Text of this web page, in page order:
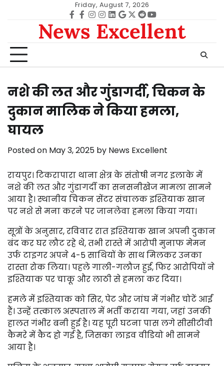
Friday, August 7, 2026
Facebook
facebook
Instagram
instagram
Linkedin
google
Twitter
redditYoutube
News Excellent
नशे की लत और गुंडागर्दी, चिकन के
दुकान मालिक ने किया हमला,
घायल
Posted on May 3, 2025 by News Excellent
रायपुर। टिकरापारा थाना क्षेत्र के संतोषी नगर इलाके में
नशे की लत और गुंडागर्दी का सनसनीखेज मामला सामने
आया है। स्थानीय चिकन सेंटर संचालक इश्तियाक खान
पर नशे से मना करने पर जानलेवा हमला किया गया।
सूत्रों के अनुसार, रविवार रात इश्तियाक खान अपनी दुकान
बंद कर घर लौट रहे थे, तभी रास्ते में आरोपी मुनाफ मेमन
उर्फ टाइगर अपने 4-5 साथियों के साथ मिलकर उनका
रास्ता रोक लिया। पहले गाली-गलौज हुई, फिर आरोपियों ने
इश्तियाक पर चाकू और लाठी से हमला कर दिया।
हमले में इश्तियाक को सिर, पेट और जांघ में गंभीर चोटें आईं
हैं। उन्हें तत्काल अस्पताल में भर्ती कराया गया, जहां उनकी
हालत गंभीर बनी हुई है। यह पूरी घटना पास लगे सीसीटीवी
कैमरे में कैद हो गई है, जिसका लाइव वीडियो भी सामने
आया है।